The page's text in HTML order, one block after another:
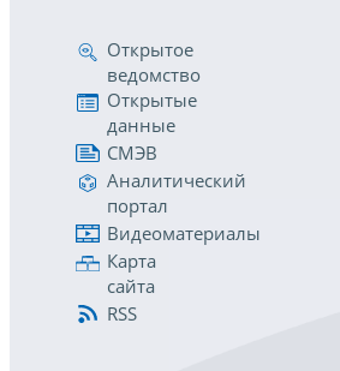
Открытое
ведомство
Открытые
данные
СМЭВ
Аналитический
портал
Видеоматериалы
Карта
сайта
RSS